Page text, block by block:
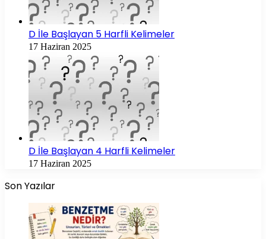
D İle Başlayan 5 Harfli Kelimeler
17 Haziran 2025
D İle Başlayan 4 Harfli Kelimeler
17 Haziran 2025
Son Yazılar